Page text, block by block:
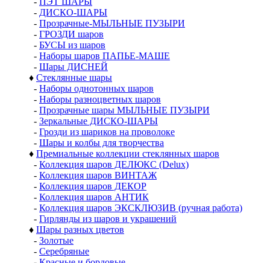
- ДИСКО-ШАРЫ
- Прозрачные-МЫЛЬНЫЕ ПУЗЫРИ
- ГРОЗДИ шаров
- БУСЫ из шаров
- Наборы шаров ПАПЬЕ-МАШЕ
- Шары ДИСНЕЙ
♦ Стеклянные шары
- Наборы однотонных шаров
- Наборы разноцветных шаров
- Прозрачные шары МЫЛЬНЫЕ ПУЗЫРИ
- Зеркальные ДИСКО-ШАРЫ
- Грозди из шариков на проволоке
- Шары и колбы для творчества
♦ Премиальные коллекции стеклянных шаров
- Коллекция шаров ДЕЛЮКС (Delux)
- Коллекция шаров ВИНТАЖ
- Коллекция шаров ДЕКОР
- Коллекция шаров АНТИК
- Коллекция шаров ЭКСКЛЮЗИВ (ручная работа)
- Гирлянды из шаров и украшений
♦ Шары разных цветов
- Золотые
- Серебряные